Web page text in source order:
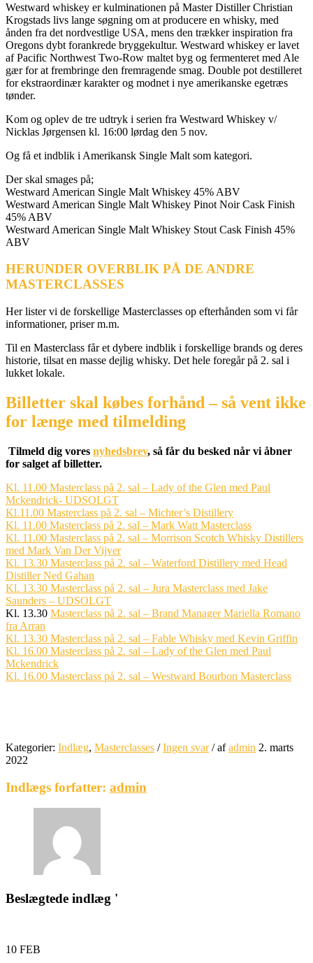
Westward whiskey er kulminationen på Master Distiller Christian
Krogstads livs lange søgning om at producere en whisky, med
ånden fra det nordvestlige USA, mens den trækker inspiration fra
Oregons dybt forankrede bryggekultur. Westward whiskey er lavet
af Pacific Northwest Two-Row maltet byg og fermenteret med Ale
gær for at frembringe den fremragende smag. Double pot destilleret
for ekstraordinær karakter og modnet i nye amerikanske egetræs
tønder.
Kom og oplev de tre udtryk i serien fra Westward Whiskey v/
Nicklas Jørgensen kl. 16:00 lørdag den 5 nov.
Og få et indblik i Amerikansk Single Malt som kategori.
Der skal smages på;
Westward American Single Malt Whiskey 45% ABV
Westward American Single Malt Whiskey Pinot Noir Cask Finish
45% ABV
Westward American Single Malt Whiskey Stout Cask Finish 45%
ABV
HERUNDER OVERBLIK PÅ DE ANDRE
MASTERCLASSES
Her lister vi de forskellige Masterclasses op efterhånden som vi får
informationer, priser m.m.
Til en Masterclass får et dybere indblik i forskellige brands og deres
historie, tilsat en masse dejlig whisky. Det hele foregår på 2. sal i
lukket lokale.
Billetter skal købes forhånd – så vent ikke
for længe med tilmelding
Tilmeld dig vores nyhedsbrev, så får du besked når vi åbner
for salget af billetter.
Kl. 11.00 Masterclass på 2. sal – Lady of the Glen med Paul
Mckendrick- UDSOLGT
Kl.11.00 Masterclass på 2. sal – Michter’s Distillery
Kl. 11.00 Masterclass på 2. sal – Mark Watt Masterclass
Kl. 11.00 Masterclass på 2. sal – Morrison Scotch Whisky Distillers
med Mark Van Der Vijver
Kl. 13.30 Masterclass på 2. sal – Waterford Distillery med Head
Distiller Ned Gahan
Kl. 13.30 Masterclass på 2. sal – Jura Masterclass med Jake
Saunders – UDSOLGT
Kl. 13.30 Masterclass på 2. sal – Brand Manager Mariella Romano
fra Arran
Kl. 13.30 Masterclass på 2. sal – Fable Whisky med Kevin Griffin
Kl. 16.00 Masterclass på 2. sal – Lady of the Glen med Paul
Mckendrick
Kl. 16.00 Masterclass på 2. sal – Westward Bourbon Masterclass
Kategorier: Indlæg, Masterclasses / Ingen svar /afadmin 2. marts
2022
Indlægs forfatter: admin
Beslægtede indlæg '
10 FEB